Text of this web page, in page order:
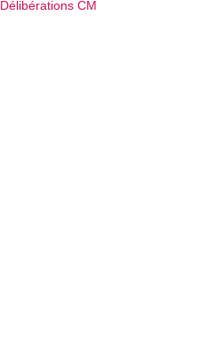
Délibérations CM